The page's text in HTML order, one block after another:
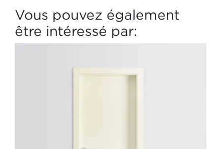
Vous pouvez également
être intéressé par: